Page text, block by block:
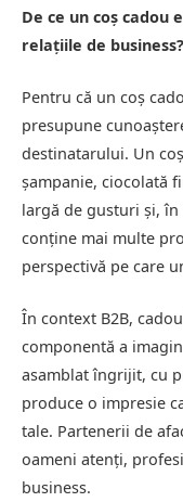
De ce un coș
relațiile de business?
Pentru că un coș
presupune
destinatarului. Un
șampanie, ciocolată
largă de gusturi și,
conține mai multe
perspectivă pe care
În context B2B,
componentă a
asamblat îngrijit, cu
produce o impresie
tale. Partenerii de
oameni atenți,
business.